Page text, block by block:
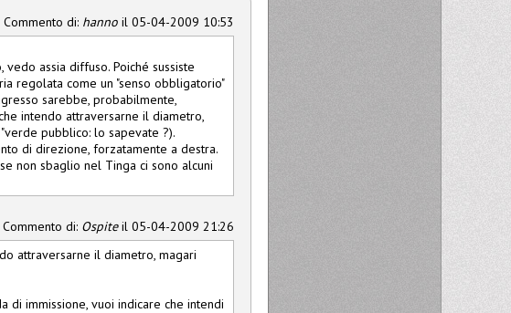
Commento di: hanno il 05-04-2009 10:53
assia diffuso. Poiché sussiste
regolata come un "senso obbligatorio"
sarebbe, probabilmente,
intendo attraversarne il diametro,
pubblico: lo sapevate ?).
di direzione, forzatamente a destra.
non sbaglio nel Tinga ci sono alcuni
Commento di: Ospiteil 05-04-2009 21:26
attraversarne il diametro, magari
di immissione, vuoi indicare che intendi